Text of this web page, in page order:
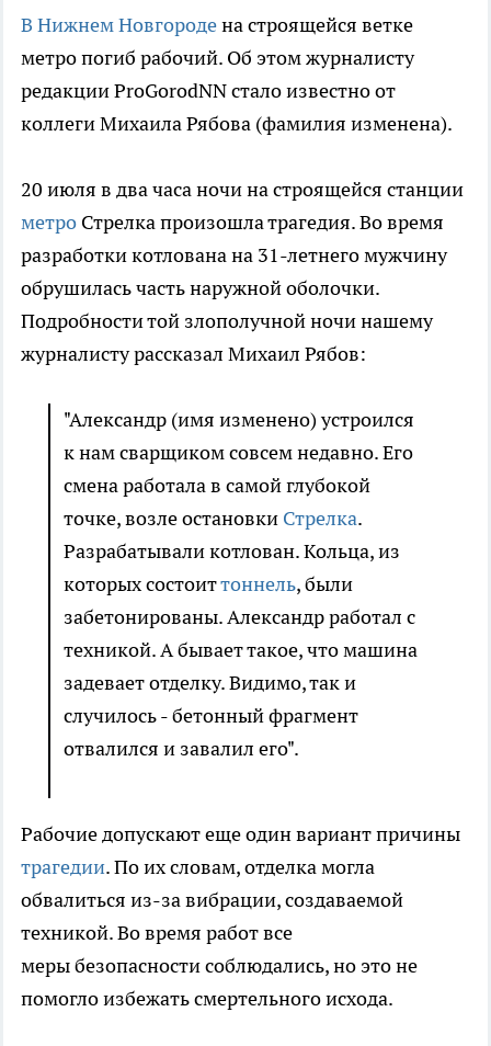
В Нижнем Новгородена строящейся ветке
метро погиб рабочий. Об этом журналисту
редакции ProGorodNN стало известно от
коллеги Михаила Рябова (фамилия изменена).
20 июля в два часа ночи на строящейся станции
метро Стрелка произошла трагедия. Во время
разработки котлована на 31-летнего мужчину
обрушилась часть наружной оболочки.
Подробности той злополучной ночи нашему
журналисту рассказал Михаил Рябов:
"Александр (имя изменено) устроился
к нам сварщиком совсем недавно. Его
смена работала в самой глубокой
точке, возле остановки Стрелка.
Разрабатывали котлован. Кольца, из
которых состоиттоннель, были
забетонированы. Александр работал с
техникой. А бывает такое, что машина
задевает отделку. Видимо, так и
случилось - бетонный фрагмент
отвалился и завалил его".
Рабочие допускают еще один вариант причины
трагедии. По их словам, отделка могла
обвалиться из-за вибрации, создаваемой
техникой. Во время работ все
меры безопасности соблюдались, но это не
помогло избежать смертельного исхода.